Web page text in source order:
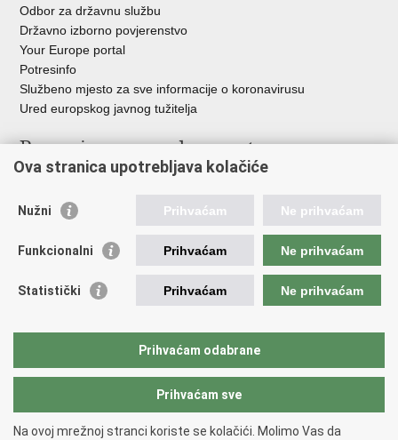
Odbor za državnu službu
Državno izborno povjerenstvo
Your Europe portal
Potresinfo
Službeno mjesto za sve informacije o koronavirusu
Ured europskog javnog tužitelja
Poveznice pravosudnog sustava
Državno odvjetništvo
Ured za suzbijanje korupcije i organiziranog kriminaliteta
Državnoodvjetničko vijeće
Hrvatska odvjetnička komora
Europski pravosudni portal
Copyright © 2026 Ministarstvo pravosuđa, uprave i digitalne
Ova stranica upotrebljava kolačiće
Nužni Prihvaćam Ne prihvaćam
Funkcionalni Prihvaćam Ne prihvaćam
Statistički Prihvaćam Ne prihvaćam
Prihvaćam odabrane
Prihvaćam sve
Na ovoj mrežnoj stranci koriste se kolačići. Molimo Vas da